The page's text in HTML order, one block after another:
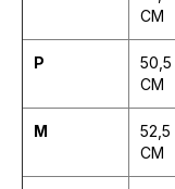
CM
P
50,5
CM
M
52,5
CM